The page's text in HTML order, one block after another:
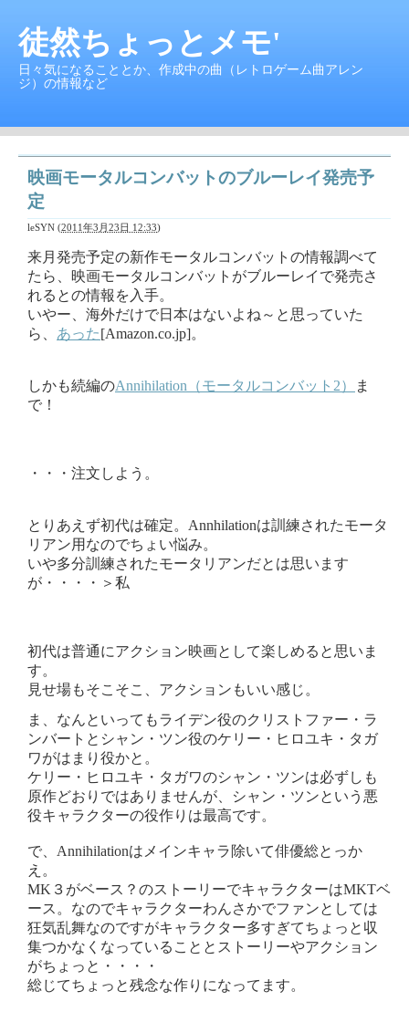
徒然ちょっとメモ'
日々気になることとか、作成中の曲（レトロゲーム曲アレン
ジ）の情報など
映画モータルコンバットのブルーレイ発売予
定
leSYN (2011年3月23日 12:33)
来月発売予定の新作モータルコンバットの情報調べて
たら、映画モータルコンバットがブルーレイで発売さ
れるとの情報を入手。
いやー、海外だけで日本はないよね～と思っていた
ら、 あった[Amazon.co.jp]。
しかも続編のAnnihilation（モータルコンバット2）
ま
で！
・・・注文しよう。
とりあえず初代は確定。Annhilationは訓練されたモータ
リアン用なのでちょい悩み。
いや多分訓練されたモータリアンだとは思います
が・・・・＞私
初代は普通にアクション映画として楽しめると思いま
す。
見せ場もそこそこ、アクションもいい感じ。
ま、なんといってもライデン役のクリストファー・ラ
ンバートとシャン・ツン役のケリー・ヒロユキ・タガ
ワがはまり役かと。
ケリー・ヒロユキ・タガワのシャン・ツンは必ずしも
原作どおりではありませんが、シャン・ツンという悪
役キャラクターの役作りは最高です。
で、Annihilationはメインキャラ除いて俳優総とっか
え。
MK３がベース？のストーリーでキャラクターはMKTベ
ース。なのでキャラクターわんさかでファンとしては
狂気乱舞なのですがキャラクター多すぎてちょっと収
集つかなくなっていることとストーリーやアクション
がちょっと・・・・
総じてちょっと残念な作りになってます。